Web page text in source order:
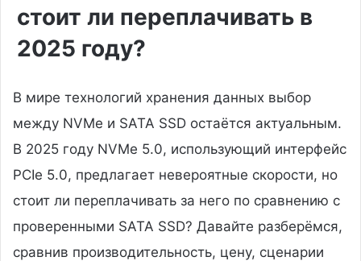
стоит ли переплачивать в
2025 году?
В мире технологий хранения данных выбор
между NVMe и SATA SSD остаётся актуальным.
В 2025 году NVMe 5.0, использующий интерфейс
PCIe 5.0, предлагает невероятные скорости, но
стоит ли переплачивать за него по сравнению с
проверенными SATA SSD? Давайте разберёмся,
сравнив производительность, цену, сценарии